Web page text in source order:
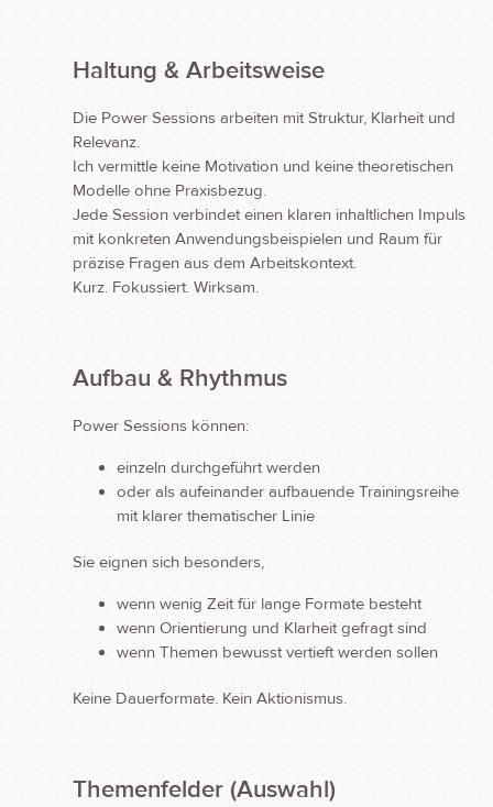
Haltung & Arbeitsweise
Die Power Sessions arbeiten mit Struktur, Klarheit und
Relevanz.
Ich vermittle keine Motivation und keine theoretischen
Modelle ohne Praxisbezug.
Jede Session verbindet einen klaren inhaltlichen Impuls
mit konkreten Anwendungsbeispielen und Raum für
präzise Fragen aus dem Arbeitskontext.
Kurz. Fokussiert. Wirksam.
Aufbau & Rhythmus
Power Sessions können:
einzeln durchgeführt werden
oder als aufeinander aufbauende Trainingsreihe
mit klarer thematischer Linie
Sie eignen sich besonders,
wenn wenig Zeit für lange Formate besteht
wenn Orientierung und Klarheit gefragt sind
wenn Themen bewusst vertieft werden sollen
Keine Dauerformate. Kein Aktionismus.
Themenfelder (Auswahl)